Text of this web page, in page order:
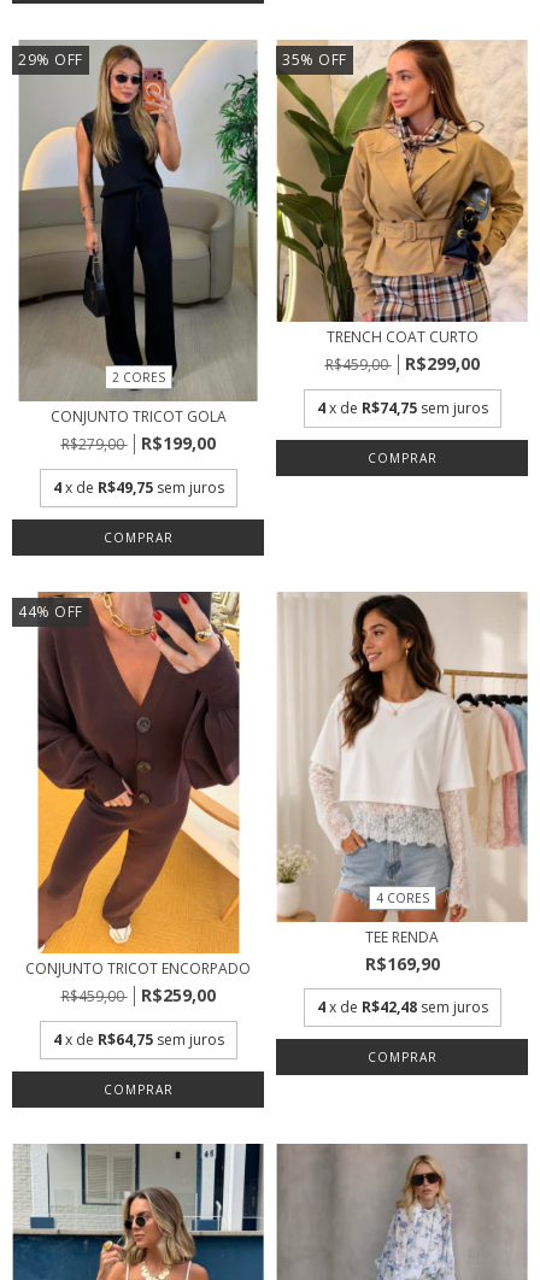
29% OFF
2 CORES
CONJUNTO TRICOT GOLA
R$279,00
R$199,00
4 x de R$49,75 sem juros
COMPRAR
35% OFF
TRENCH COAT CURTO
R$459,00
R$299,00
4 x de R$74,75 sem juros
COMPRAR
44% OFF
CONJUNTO TRICOT ENCORPADO
R$459,00
R$259,00
4 x de R$64,75 sem juros
COMPRAR
4 CORES
TEE RENDA
R$169,90
4 x de R$42,48 sem juros
COMPRAR